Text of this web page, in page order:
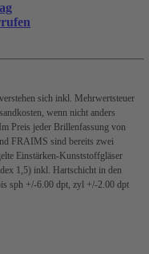
sich inkl. Mehrwertsteuer
wenn nicht anders
Im Preis jeder Brillenfassung von
FRAIMS sind bereits zwei
Einstärken-Kunststoffgläser
1,5) inkl. Hartschicht in den
sph +/-6.00 dpt, zyl +/-2.00 dpt